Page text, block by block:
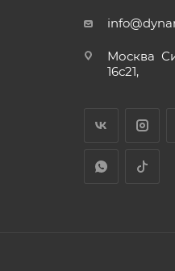
Москва
16с21,